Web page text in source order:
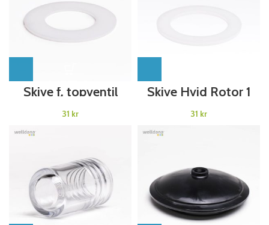
Skive f. topventil
Welldana®
Sandfilter
kr
Skive Hvid Rotor 1
1/2″ Topventil
Welldana®
Sandfilter
kr